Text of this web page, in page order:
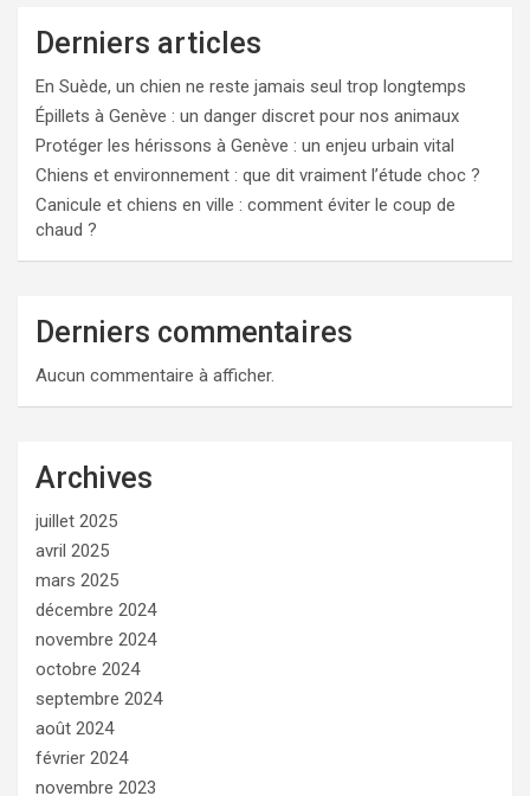
Derniers articles
En Suède, un chien ne reste jamais seul trop longtemps
Épillets à Genève : un danger discret pour nos animaux
Protéger les hérissons à Genève : un enjeu urbain vital
Chiens et environnement : que dit vraiment l’étude choc ?
Canicule et chiens en ville : comment éviter le coup de
chaud ?
Derniers commentaires
Aucun commentaire à afficher.
Archives
juillet 2025
avril 2025
mars 2025
décembre 2024
novembre 2024
octobre 2024
septembre 2024
août 2024
février 2024
novembre 2023